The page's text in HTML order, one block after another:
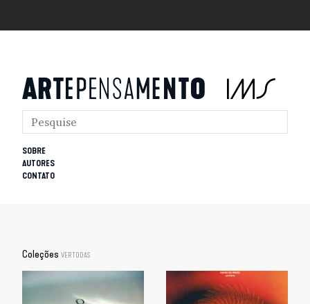
SOBRE
AUTORES
CONTATO
Coleções VER TODAS